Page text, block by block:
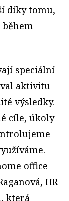
díky tomu,
během
speciální
aktivitu
výsledky.
cíle, úkoly
office
HR
která